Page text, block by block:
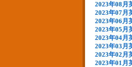
2023年08月
2023年07月
2023年06月
2023年05月
2023年04月
2023年03月
2023年02月
2023年01月